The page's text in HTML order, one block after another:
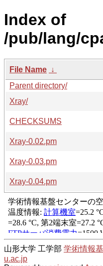
Index of
/pub/lang/
File Name ↓
Parent directory/
Xray/
CHECKSUMS
Xray-0.02.pm
Xray-0.03.pm
Xray-0.04.pm
山形大学 工学部 学術情報
u.ac.jp